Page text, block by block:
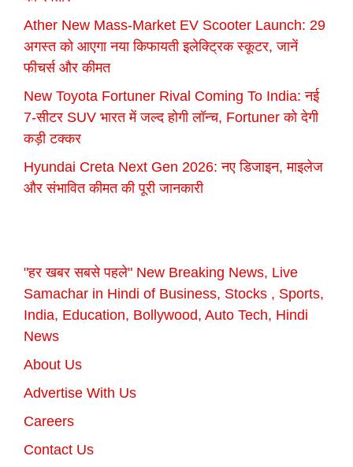
Ather New Mass-Market EV Scooter Launch: 29
अगस्त को आएगा नया किफायती इलेक्ट्रिक स्कूटर, जानें
फीचर्स और कीमत
New Toyota Fortuner Rival Coming To India: नई
7-सीटर SUV भारत में जल्द होगी लॉन्च, Fortuner को देगी
कड़ी टक्कर
Hyundai Creta Next Gen 2026: नए डिजाइन, माइलेज
और संभावित कीमत की पूरी जानकारी
"हर खबर सबसे पहले" New Breaking News, Live
Samachar in Hindi of Business, Stocks , Sports,
India, Education, Bollywood, Auto Tech, Hindi
News
About Us
Advertise With Us
Careers
Contact Us